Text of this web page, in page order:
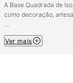
A Base Quadrada de
como decoração,
Dimessão: 200x200mm
Espessura: 100mm
Ver mais